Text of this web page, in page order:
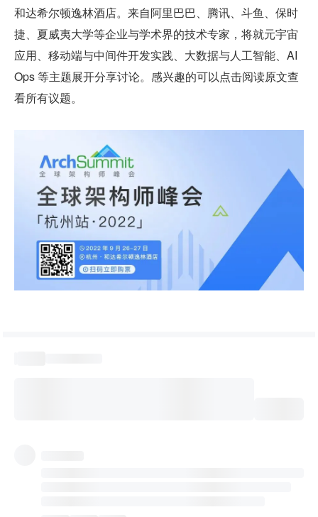
和达希尔顿逸林酒店。来自阿里巴巴、腾讯、斗鱼、保时
捷、夏威夷大学等企业与学术界的技术专家，将就元宇宙
应用、移动端与中间件开发实践、大数据与人工智能、AI
Ops 等主题展开分享讨论。感兴趣的可以点击阅读原文查
看所有议题。